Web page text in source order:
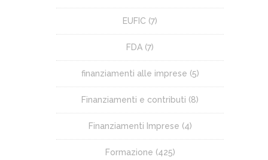
EUFIC (7)
FDA (7)
finanziamenti alle imprese (5)
Finanziamenti e contributi (8)
Finanziamenti Imprese (4)
Formazione (425)